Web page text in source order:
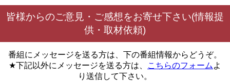
皆様からのご意見・ご感想をお寄せ下さい(情報提
供・取材依頼)
番組にメッセージを送る方は、下の番組情報からどうぞ。
★下記以外にメッセージを送る方は、
こちらのフォーム よ
り送信して下さい。